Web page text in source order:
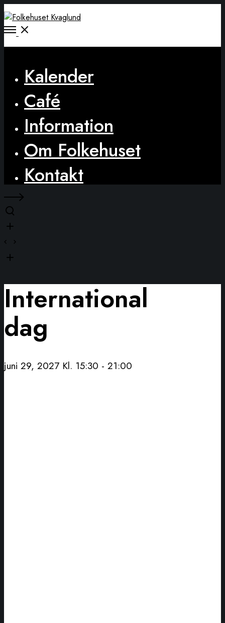
Open
Kalender
Café
Information
Om Folkehuset
Kontakt
International
dag
juni 29, 2027 Kl. 15:30 - 21:00